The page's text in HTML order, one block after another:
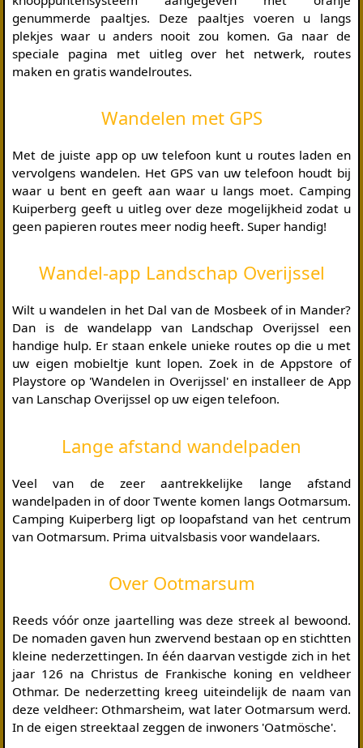
genummerde paaltjes. Deze paaltjes voeren u langs
plekjes waar u anders nooit zou komen. Ga naar de
speciale pagina met uitleg over het netwerk, routes
maken en gratis wandelroutes.
Wandelen met GPS
Met de juiste app op uw telefoon kunt u routes laden en
vervolgens wandelen. Het GPS van uw telefoon houdt bij
waar u bent en geeft aan waar u langs moet. Camping
Kuiperberg geeft u uitleg over deze mogelijkheid zodat u
geen papieren routes meer nodig heeft. Super handig!
Wandel-app Landschap Overijssel
Wilt u wandelen in het Dal van de Mosbeek of in Mander?
Dan is de wandelapp van Landschap Overijssel een
handige hulp. Er staan enkele unieke routes op die u met
uw eigen mobieltje kunt lopen. Zoek in de Appstore of
Playstore op 'Wandelen in Overijssel' en installeer de App
van Lanschap Overijssel op uw eigen telefoon.
Lange afstand wandelpaden
Veel van de zeer aantrekkelijke lange afstand
wandelpaden in of door Twente komen langs Ootmarsum.
Camping Kuiperberg ligt op loopafstand van het centrum
van Ootmarsum. Prima uitvalsbasis voor wandelaars.
Over Ootmarsum
Reeds vóór onze jaartelling was deze streek al bewoond.
De nomaden gaven hun zwervend bestaan op en stichtten
kleine nederzettingen. In één daarvan vestigde zich in het
jaar 126 na Christus de Frankische koning en veldheer
Othmar. De nederzetting kreeg uiteindelijk de naam van
deze veldheer: Othmarsheim, wat later Ootmarsum werd.
In de eigen streektaal zeggen de inwoners 'Oatmösche'.